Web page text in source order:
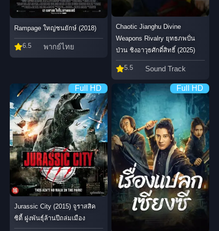
Rampage ใหญ่ชนยักษ์ (2018)
6.5 พากย์ไทย
Chaotic Jianghu Divine
Weapons Rivalry ยุทธภพปั่น
ป่วน ชิงอาวุธศักดิ์สิทธิ์ (2025)
5.5 Sound Track
Full HD
Jurassic City (2015) จูราสสิค
ซิตี้ ฝูงพันธุ์ล้านปีถล่มเมือง
Full HD